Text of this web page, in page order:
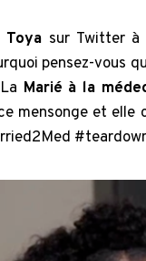
Toya sur Twitter à
pensez-vous
Marié à la
mensonge et